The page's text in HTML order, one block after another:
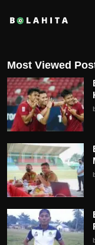
Most Viewed